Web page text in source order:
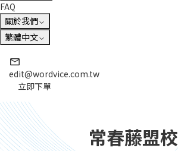
FAQ
關於我們
繁體中文
edit@wordvice.com.tw
立即下單
常春藤盟校